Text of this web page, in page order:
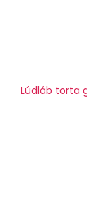
Lúdláb torta